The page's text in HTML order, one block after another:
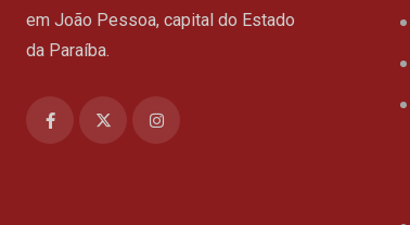
em João Pessoa, capital do Estado
da Paraíba.